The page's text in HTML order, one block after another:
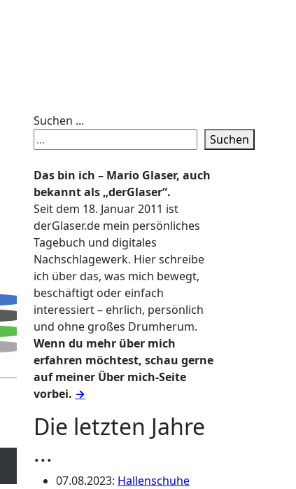
Suchen ...
Suchen
Das bin ich – Mario Glaser, auch
bekannt als „derGlaser“.
Seit dem 18. Januar 2011 ist
derGlaser.de mein persönliches
Tagebuch und digitales
Nachschlagewerk. Hier schreibe
ich über das, was mich bewegt,
beschäftigt oder einfach
interessiert – ehrlich, persönlich
und ohne großes Drumherum.
Wenn du mehr über mich
erfahren möchtest, schau gerne
auf meiner Über mich-Seite
vorbei. →
Die letzten Jahre
...
07.08.2023: Hallenschuhe